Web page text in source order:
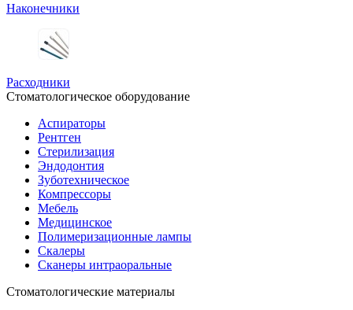
Наконечники
Расходники
Стоматологическое оборудование
Аспираторы
Рентген
Стерилизация
Эндодонтия
Зуботехническое
Компрессоры
Мебель
Медицинское
Полимеризационные лампы
Скалеры
Сканеры интраоральные
Стоматологические материалы